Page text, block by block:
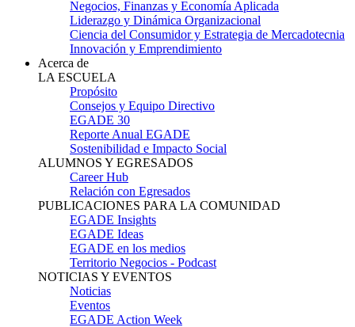
Negocios, Finanzas y Economía Aplicada
Liderazgo y Dinámica Organizacional
Ciencia del Consumidor y Estrategia de Mercadotecnia
Innovación y Emprendimiento
Acerca de
LA ESCUELA
Propósito
Consejos y Equipo Directivo
EGADE 30
Reporte Anual EGADE
Sostenibilidad e Impacto Social
ALUMNOS Y EGRESADOS
Career Hub
Relación con Egresados
PUBLICACIONES PARA LA COMUNIDAD
EGADE Insights
EGADE Ideas
EGADE en los medios
Territorio Negocios - Podcast
NOTICIAS Y EVENTOS
Noticias
Eventos
EGADE Action Week